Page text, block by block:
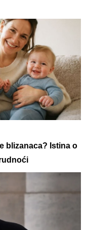
blizanaca? Istina o